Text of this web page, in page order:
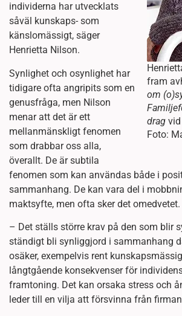
fram
om
drag
Foto:
individerna har utvecklats
såväl kunskaps- som
känslomässigt, säger
Henrietta Nilson.
Synlighet och osynlighet har
tidigare ofta angripits som en
genusfråga, men Nilson
menar att det är ett
mellanmänskligt fenomen
som drabbar oss alla,
överallt. De är subtila
fenomen som kan användas både i
sammanhang. De kan vara del i
maktsyfte, men ofta sker det omedvetet.
– Det ställs större krav på den som blir
ständigt bli synliggjord i sammanhang
osäker, exempelvis rent
långtgående konsekvenser för
framtoning. Det kan orsaka stress och
leder till en vilja att försvinna från